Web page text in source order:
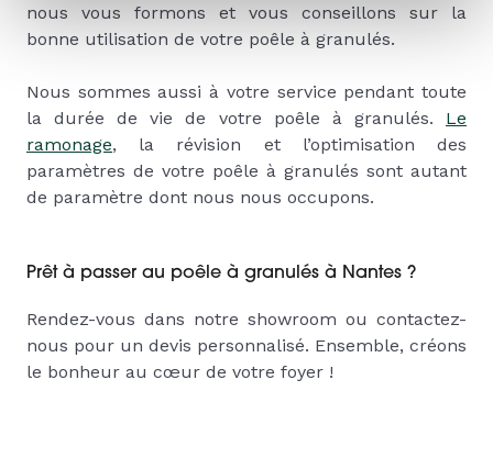
nous vous formons et vous conseillons sur la
bonne utilisation de votre poêle à granulés.
Nous sommes aussi à votre service pendant toute
la durée de vie de votre poêle à granulés. Le
ramonage, la révision et l’optimisation des
paramètres de votre poêle à granulés sont autant
de paramètre dont nous nous occupons.
Prêt à passer au poêle à granulés à Nantes ?
Rendez-vous dans notre showroom ou contactez-
nous pour un devis personnalisé. Ensemble, créons
le bonheur au cœur de votre foyer !